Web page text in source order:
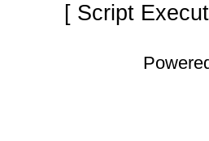
[ Script